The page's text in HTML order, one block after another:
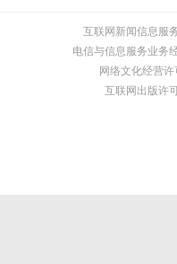
互联网新闻信息服
电信与信息服务业务
网络文化经营许
互联网出版许